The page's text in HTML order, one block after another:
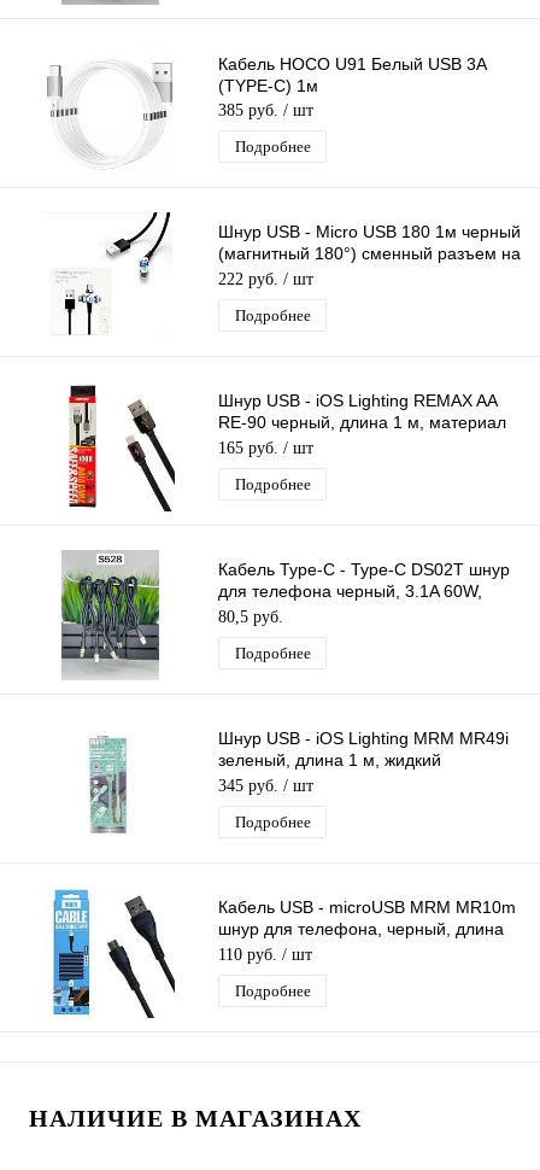
Кабель HOCO U91 Белый USB 3A
(TYPE-C) 1м
385 руб. / шт
Подробнее
Шнур USB - Micro USB 180 1м черный
(магнитный 180°) сменный разъем на
магните, кабель
222 руб. / шт
Подробнее
Шнур USB - iOS Lighting REMAX AA
RE-90 черный, длина 1 м, материал
термоэластопласт (ТЭП)
165 руб. / шт
Подробнее
Кабель Type-C - Type-C DS02T шнур
для телефона черный, 3.1A 60W,
длина 1м
80,5 руб.
Подробнее
Шнур USB - iOS Lighting MRM MR49i
зеленый, длина 1 м, жидкий
силиконовый кабель
345 руб. / шт
Подробнее
Кабель USB - microUSB MRM MR10m
шнур для телефона, черный, длина
1м
110 руб. / шт
Подробнее
НАЛИЧИЕ В МАГАЗИНАХ